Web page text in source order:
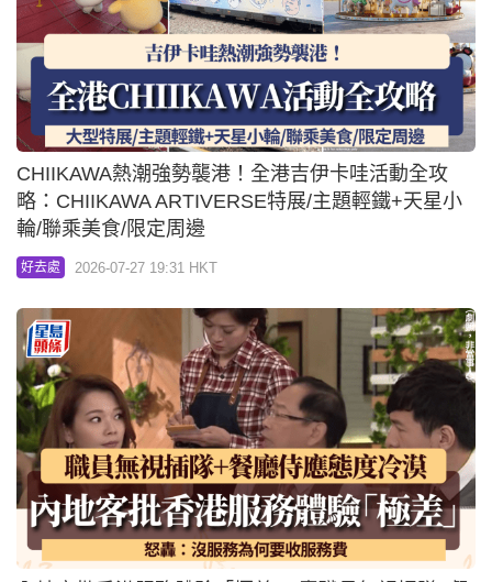
CHIIKAWA熱潮強勢襲港！全港吉伊卡哇活動全攻
略：CHIIKAWA ARTIVERSE特展/主題輕鐵+天星小
輪/聯乘美食/限定周邊
好去處 2026-07-27 19:31 HKT